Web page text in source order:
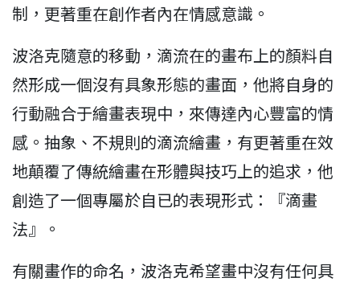
制，更著重在創作者內在情感意識。
波洛克隨意的移動，滴流在的畫布上的顏料自
然形成一個沒有具象形態的畫面，他將自身的
行動融合于繪畫表現中，來傳達內心豐富的情
感。抽象、不規則的滴流繪畫，有更著重在效
地顛覆了傳統繪畫在形體與技巧上的追求，他
創造了一個專屬於自已的表現形式：『滴畫
法』。
有關畫作的命名，波洛克希望畫中沒有任何具